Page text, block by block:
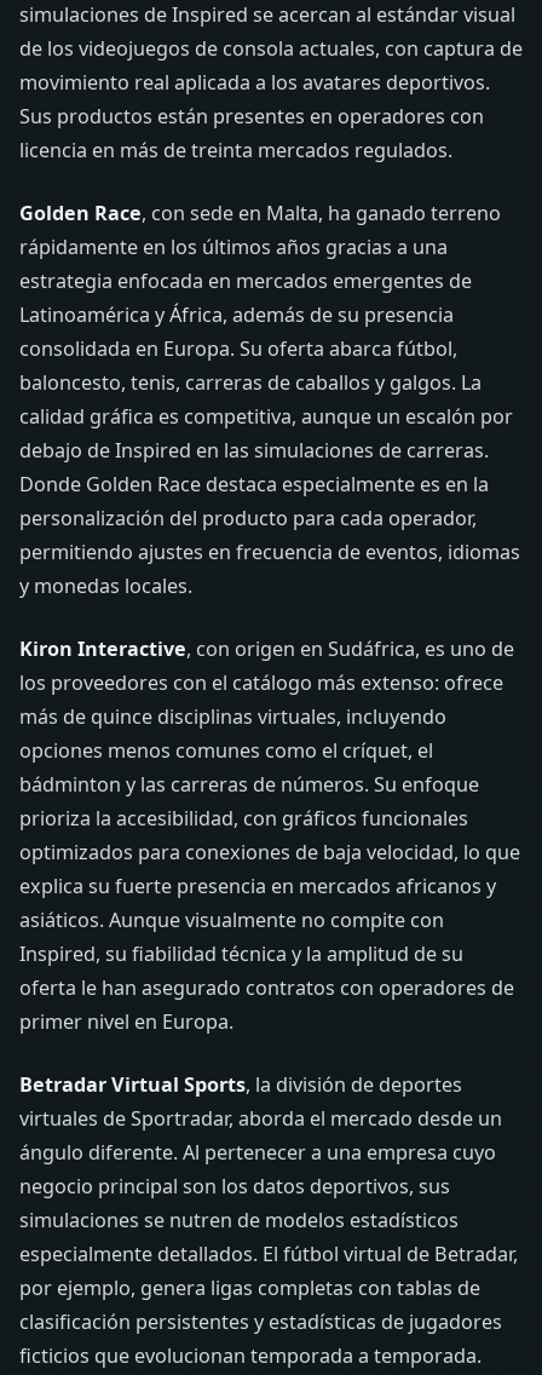
simulaciones de Inspired se acercan al estándar visual
de los videojuegos de consola actuales, con captura de
movimiento real aplicada a los avatares deportivos.
Sus productos están presentes en operadores con
licencia en más de treinta mercados regulados.
Golden Race, con sede en Malta, ha ganado terreno
rápidamente en los últimos años gracias a una
estrategia enfocada en mercados emergentes de
Latinoamérica y África, además de su presencia
consolidada en Europa. Su oferta abarca fútbol,
baloncesto, tenis, carreras de caballos y galgos. La
calidad gráfica es competitiva, aunque un escalón por
debajo de Inspired en las simulaciones de carreras.
Donde Golden Race destaca especialmente es en la
personalización del producto para cada operador,
permitiendo ajustes en frecuencia de eventos, idiomas
y monedas locales.
Kiron Interactive, con origen en Sudáfrica, es uno de
los proveedores con el catálogo más extenso: ofrece
más de quince disciplinas virtuales, incluyendo
opciones menos comunes como el críquet, el
bádminton y las carreras de números. Su enfoque
prioriza la accesibilidad, con gráficos funcionales
optimizados para conexiones de baja velocidad, lo que
explica su fuerte presencia en mercados africanos y
asiáticos. Aunque visualmente no compite con
Inspired, su fiabilidad técnica y la amplitud de su
oferta le han asegurado contratos con operadores de
primer nivel en Europa.
Betradar Virtual Sports, la división de deportes
virtuales de Sportradar, aborda el mercado desde un
ángulo diferente. Al pertenecer a una empresa cuyo
negocio principal son los datos deportivos, sus
simulaciones se nutren de modelos estadísticos
especialmente detallados. El fútbol virtual de Betradar,
por ejemplo, genera ligas completas con tablas de
clasificación persistentes y estadísticas de jugadores
ficticios que evolucionan temporada a temporada.